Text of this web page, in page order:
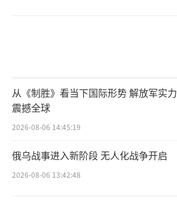
从《制胜》看当下国际形势 解放军实力
震撼全球
2026-08-06 14:45:19
俄乌战事进入新阶段 无人化战争开启
2026-08-06 13:42:48